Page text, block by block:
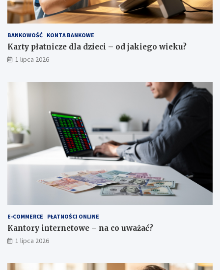
BANKOWOŚĆ KONTA BANKOWE
Karty płatnicze dla dzieci – od jakiego wieku?
1 lipca 2026
E-COMMERCE PŁATNOŚCI ONLINE
Kantory internetowe – na co uważać?
1 lipca 2026